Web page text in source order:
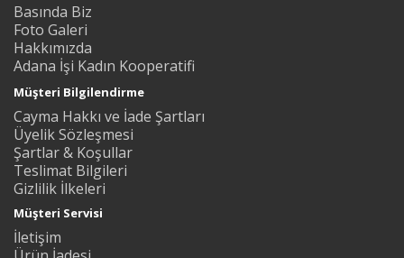
Basında Biz
Foto Galeri
Hakkımızda
Adana İşi Kadın Kooperatifi
Müşteri Bilgilendirme
Cayma Hakkı ve İade Şartları
Üyelik Sözleşmesi
Şartlar & Koşullar
Teslimat Bilgileri
Gizlilik İlkeleri
Müşteri Servisi
İletişim